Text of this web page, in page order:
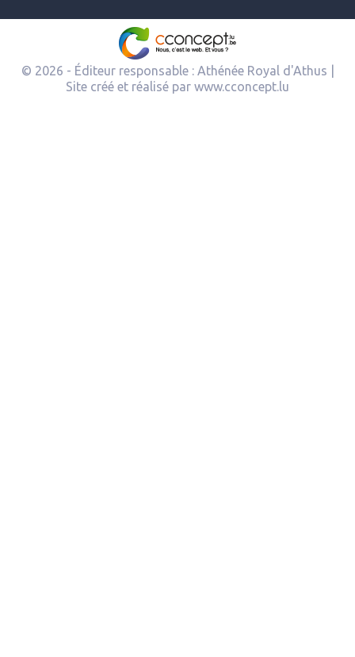
© 2026 - Éditeur responsable : Athénée Royal d'Athus |
Site créé et réalisé par www.cconcept.lu